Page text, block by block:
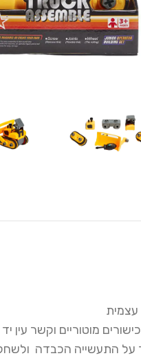
עצמית
מוטוריים וקשר עין יד
על התעשייה הכבדה